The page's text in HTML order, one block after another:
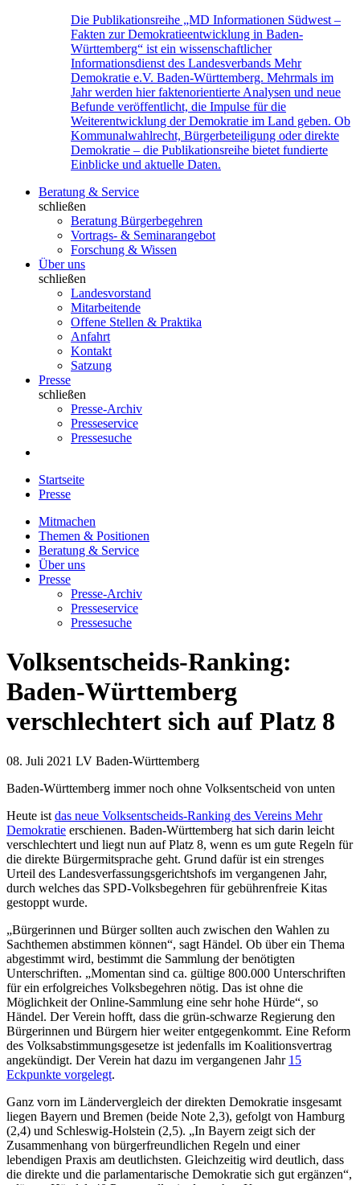
Die Publikationsreihe „MD Informationen Südwest –
Fakten zur Demokratieentwicklung in Baden-
Württemberg“ ist ein wissenschaftlicher
Informationsdienst des Landesverbands Mehr
Demokratie e.V. Baden-Württemberg. Mehrmals im
Jahr werden hier faktenorientierte Analysen und neue
Befunde veröffentlicht, die Impulse für die
Weiterentwicklung der Demokratie im Land geben. Ob
Kommunalwahlrecht, Bürgerbeteiligung oder direkte
Demokratie – die Publikationsreihe bietet fundierte
Einblicke und aktuelle Daten.
Beratung & Service
schließen
Beratung Bürgerbegehren
Vortrags- & Seminarangebot
Forschung & Wissen
Über uns
schließen
Landesvorstand
Mitarbeitende
Offene Stellen & Praktika
Anfahrt
Kontakt
Satzung
Presse
schließen
Presse-Archiv
Presseservice
Pressesuche
Startseite
Presse
Mitmachen
Themen & Positionen
Beratung & Service
Über uns
Presse
Presse-Archiv
Presseservice
Pressesuche
Volksentscheids-Ranking:
Baden-Württemberg
verschlechtert sich auf Platz 8
08. Juli 2021 LV Baden-Württemberg
Baden-Württemberg immer noch ohne Volksentscheid von unten
Heute ist das neue Volksentscheids-Ranking des Vereins Mehr
Demokratie erschienen. Baden-Württemberg hat sich darin leicht
verschlechtert und liegt nun auf Platz 8, wenn es um gute Regeln für
die direkte Bürgermitsprache geht. Grund dafür ist ein strenges
Urteil des Landesverfassungsgerichtshofs im vergangenen Jahr,
durch welches das SPD-Volksbegehren für gebührenfreie Kitas
gestoppt wurde.
„Bürgerinnen und Bürger sollten auch zwischen den Wahlen zu
Sachthemen abstimmen können“, sagt Händel. Ob über ein Thema
abgestimmt wird, bestimmt die Sammlung der benötigten
Unterschriften. „Momentan sind ca. gültige 800.000 Unterschriften
für ein erfolgreiches Volksbegehren nötig. Das ist ohne die
Möglichkeit der Online-Sammlung eine sehr hohe Hürde“, so
Händel. Der Verein hofft, dass die grün-schwarze Regierung den
Bürgerinnen und Bürgern hier weiter entgegenkommt. Eine Reform
des Volksabstimmungsgesetze ist jedenfalls im Koalitionsvertrag
angekündigt. Der Verein hat dazu im vergangenen Jahr 15
Eckpunkte vorgelegt.
Ganz vorn im Ländervergleich der direkten Demokratie insgesamt
liegen Bayern und Bremen (beide Note 2,3), gefolgt von Hamburg
(2,4) und Schleswig-Holstein (2,5). „In Bayern zeigt sich der
Zusammenhang von bürgerfreundlichen Regeln und einer
lebendigen Praxis am deutlichsten. Gleichzeitig wird deutlich, dass
die direkte und die parlamentarische Demokratie sich gut ergänzen“,